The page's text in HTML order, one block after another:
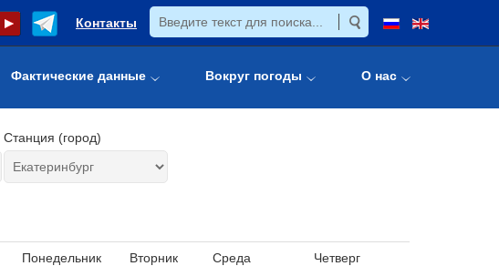
Контакты
Фактические данные Вокруг погоды О нас
Станция (город)
Понедельник
Вторник
Среда
Четверг